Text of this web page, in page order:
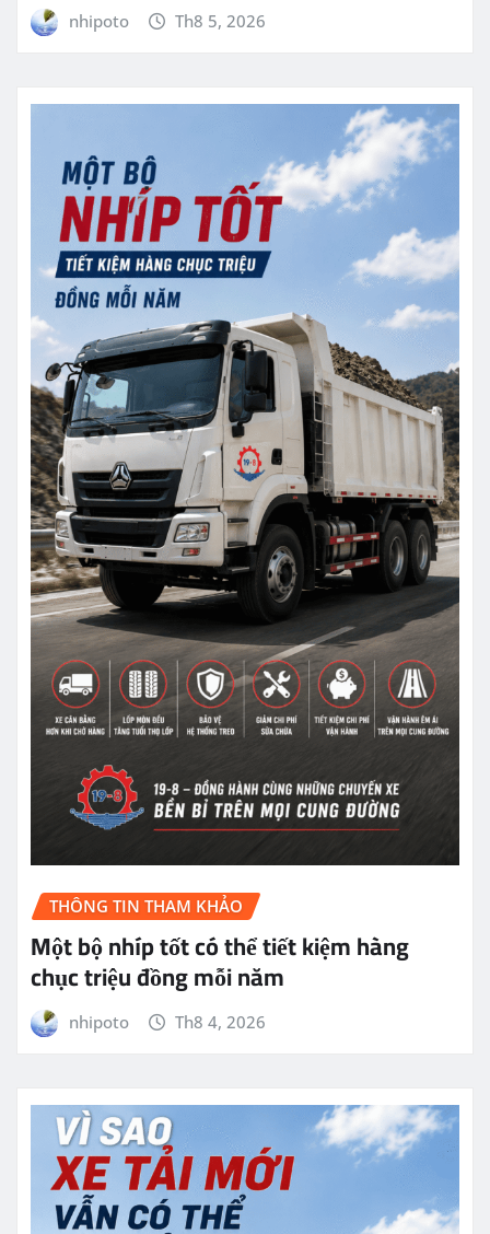
nhipoto Th8 5, 2026
THÔNG TIN THAM KHẢO
Một bộ nhíp tốt có thể tiết kiệm hàng
chục triệu đồng mỗi năm
nhipoto Th8 4, 2026